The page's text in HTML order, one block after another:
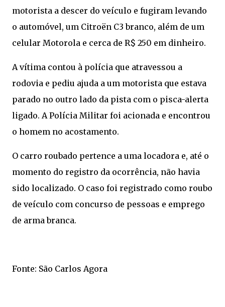
motorista a descer do veículo e fugiram levando
o automóvel, um Citroën C3 branco, além de um
celular Motorola e cerca de R$ 250 em dinheiro.
A vítima contou à polícia que atravessou a
rodovia e pediu ajuda a um motorista que estava
parado no outro lado da pista com o pisca-alerta
ligado. A Polícia Militar foi acionada e encontrou
o homem no acostamento.
O carro roubado pertence a uma locadora e, até o
momento do registro da ocorrência, não havia
sido localizado. O caso foi registrado como roubo
de veículo com concurso de pessoas e emprego
de arma branca.
Fonte: São Carlos Agora